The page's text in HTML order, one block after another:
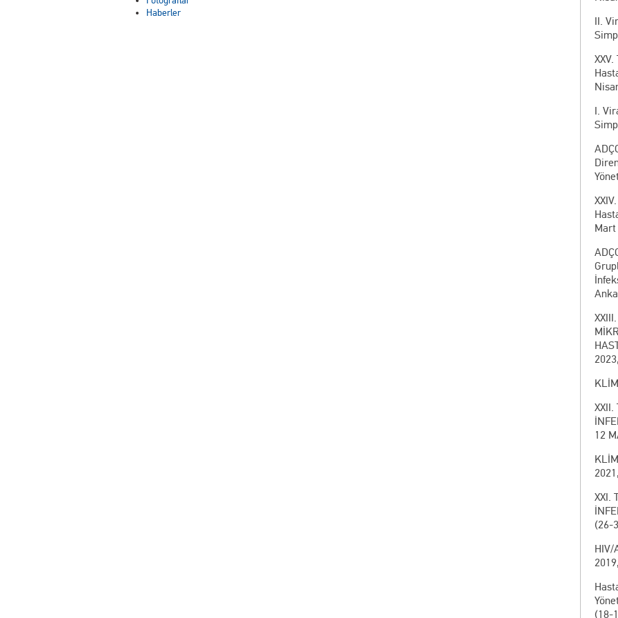
II.
I.
XXII.
12
XXI.
(26-
HIV/
(18-
Haberler